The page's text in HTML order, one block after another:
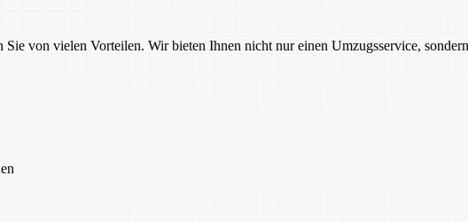
von vielen Vorteilen. Wir bieten Ihnen nicht nur einen Umzugsservice,